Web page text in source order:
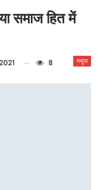
समाज हित में
मथुरा
8